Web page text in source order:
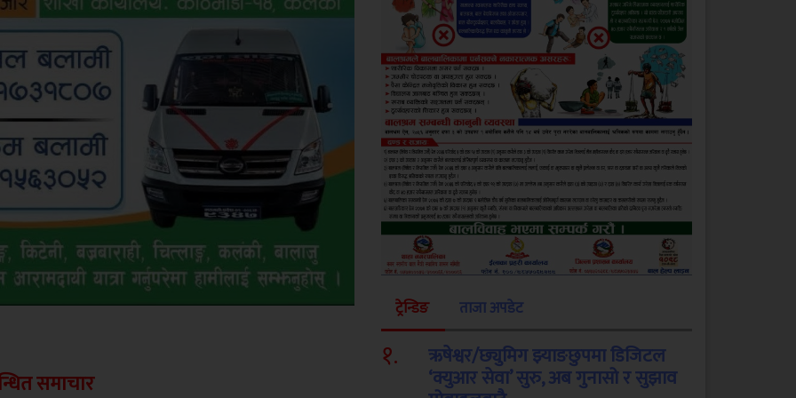
समाचार
ट्रेन्डिङ ताजा अपडेट
१. ऋषेश्वर/छ्युमिग झ्याङछुपमा डिजिटल
‘क्युआर सेवा’ सुरु, अब गुनासो र सुझाव